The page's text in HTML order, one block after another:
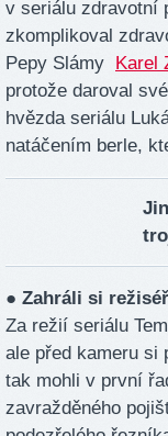
v seriálu zdravotní
zkomplikoval
Pepy Slámy
Karel
protože daroval
hvězda seriálu
natáčením berle,
● Zahráli si
Za režií seriálu
ale před kameru si
tak mohli v první
zavražděného